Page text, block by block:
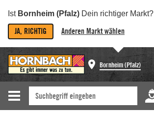
Ist Bornheim (Pfalz) Dein richtiger Markt?
JA, RICHTIG Anderen Markt wählen
Bornheim (Pfalz)